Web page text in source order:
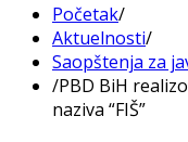
Početak/
Aktuelnosti/
Saopštenja za
/PBD BiH
naziva “FIŠ”